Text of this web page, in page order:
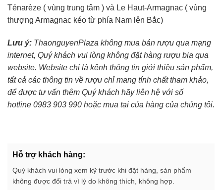
Ténarèze ( vùng trung tâm ) và Le Haut-Armagnac ( vùng
thượng Armagnac kéo từ phía Nam lên Bắc)
Lưu ý: ThaonguyenPlaza không mua bán rượu qua mạng
internet, Quý khách vui lòng không đặt hàng rượu bia qua
website. Website chỉ là kênh thông tin giới thiệu sản phẩm,
tất cả các thông tin về rượu chỉ mang tính chất tham khảo,
để được tư vấn thêm Quý khách hãy liên hệ với số
hotline 0983 903 990 hoặc mua tại của hàng của chúng tôi.
Hỗ trợ khách hàng:
Quý khách vui lòng xem kỹ trước khi đặt hàng, sản phẩm
không được đổi trả vì lý do không thích, không hợp.